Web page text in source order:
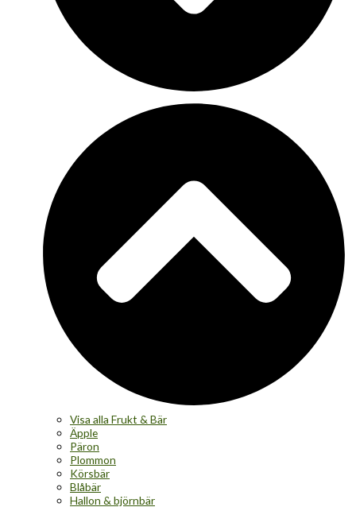
Visa alla Frukt & Bär
Äpple
Päron
Plommon
Körsbär
Blåbär
Hallon & björnbär